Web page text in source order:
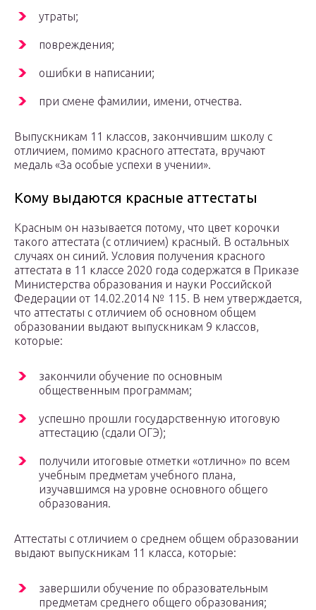
утраты;
повреждения;
ошибки в написании;
при смене фамилии, имени, отчества.
Выпускникам 11 классов, закончившим школу с
отличием, помимо красного аттестата, вручают
медаль «За особые успехи в учении».
Кому выдаются красные аттестаты
Красным он называется потому, что цвет корочки
такого аттестата (с отличием) красный. В остальных
случаях он синий. Условия получения красного
аттестата в 11 классе 2020 года содержатся в Приказе
Министерства образования и науки Российской
Федерации от 14.02.2014 № 115. В нем утверждается,
что аттестаты с отличием об основном общем
образовании выдают выпускникам 9 классов,
которые:
закончили обучение по основным
общественным программам;
успешно прошли государственную итоговую
аттестацию (сдали ОГЭ);
получили итоговые отметки «отлично» по всем
учебным предметам учебного плана,
изучавшимся на уровне основного общего
образования.
Аттестаты с отличием о среднем общем образовании
выдают выпускникам 11 класса, которые:
завершили обучение по образовательным
предметам среднего общего образования;